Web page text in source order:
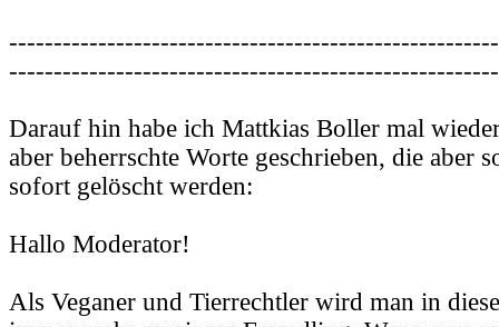
Darauf hin habe ich Mattkias Boller mal
aber beherrschte Worte geschrieben, die aber
sofort gelöscht werden:
Hallo Moderator!
Als Veganer und Tierrechtler wird man in